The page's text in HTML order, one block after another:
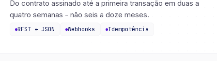
Do contrato assinado até a primeira transação em duas a
quatro semanas - não seis a doze meses.
REST + JSON Webhooks Idempotência